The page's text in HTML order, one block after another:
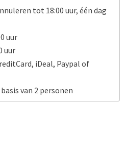
tot 18:00 uur, één dag
uur
uur
iDeal, Paypal of
van 2 personen